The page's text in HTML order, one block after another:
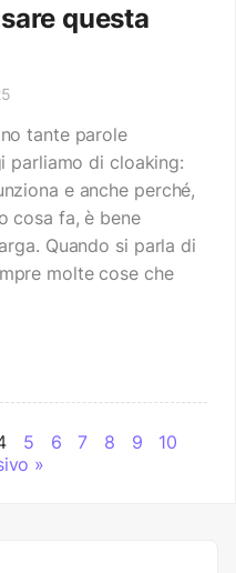
questa
tante parole
parliamo di cloaking:
e anche perché,
cosa fa, è bene
Quando si parla di
molte cose che
5 6 7 8 9
10
»